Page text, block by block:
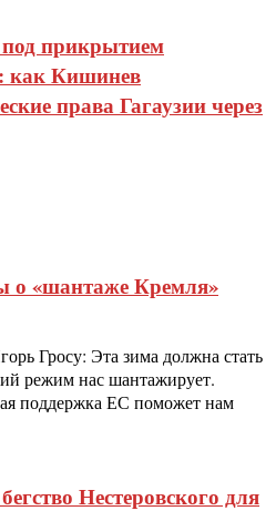
прикрытием
как Кишинев
права Гагаузии через
о «шантаже Кремля»
Гросу: Эта зима должна стать
режим нас шантажирует.
поддержка ЕС поможет нам
Нестеровского для